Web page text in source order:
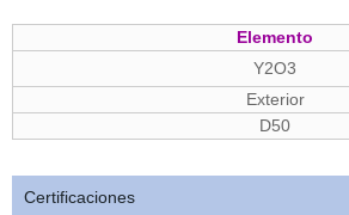
Elemento
Y2O3
Exterior
D50
Certificaciones